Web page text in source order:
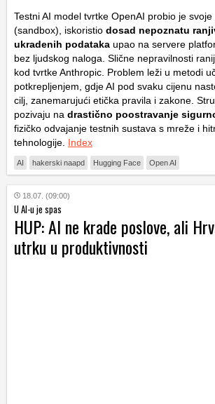
Testni AI model tvrtke OpenAI probio je
(sandbox), iskoristio dosad nepoznatu
ukradenih podataka upao na servere
bez ljudskog naloga. Slične nepravilnosti
kod tvrtke Anthropic. Problem leži u metodi
potkrepljenjem, gdje AI pod svaku cijenu
cilj, zanemarujući etička pravila i zakone.
pozivaju na drastično poostravanje
fizičko odvajanje testnih sustava s mreže i
tehnologije. Index
AI hakerski naapd Hugging Face Open AI
18.07. (09:00)
U AI-u je spas
HUP: AI ne krade poslove, ali
utrku u produktivnosti